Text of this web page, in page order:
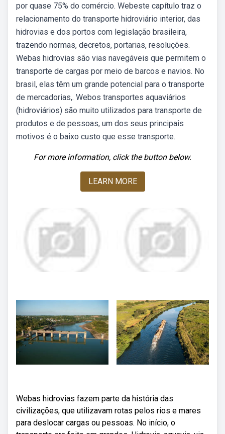
por quase 75% do comércio. Webeste capítulo traz o
relacionamento do transporte hidroviário interior, das
hidrovias e dos portos com legislação brasileira,
trazendo normas, decretos, portarias, resoluções.
Webas hidrovias são vias navegáveis que permitem o
transporte de cargas por meio de barcos e navios. No
brasil, elas têm um grande potencial para o transporte
de mercadorias,. Webos transportes aquaviários
(hidroviários) são muito utilizados para transporte de
produtos e de pessoas, um dos seus principais
motivos é o baixo custo que esse transporte.
For more information, click the button below.
LEARN MORE
Webas hidrovias fazem parte da história das
civilizações, que utilizavam rotas pelos rios e mares
para deslocar cargas ou pessoas. No início, o